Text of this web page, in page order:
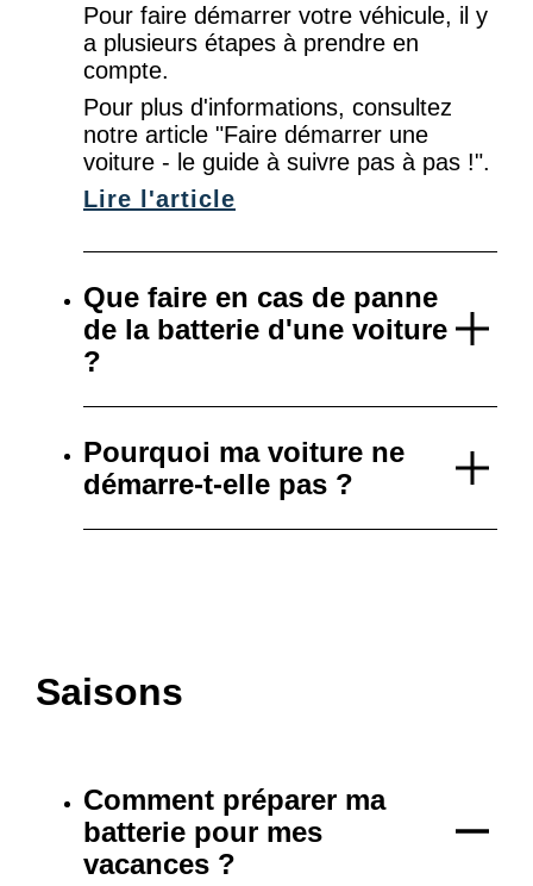
Pour faire démarrer votre véhicule, il y
a plusieurs étapes à prendre en
compte.
Pour plus d'informations, consultez
notre article "Faire démarrer une
voiture - le guide à suivre pas à pas !".
Lire l'article
Que faire en cas de panne
de la batterie d'une voiture
?
Pourquoi ma voiture ne
démarre-t-elle pas ?
Saisons
Comment préparer ma
batterie pour mes
vacances ?